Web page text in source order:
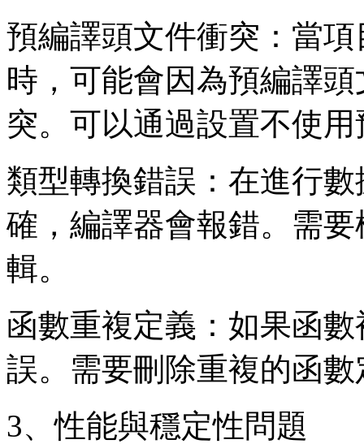
預編譯頭文件衝突：當
時，可能會因為預編譯
突。可以通過設置不使
類型轉換錯誤：在進行
確，編譯器會報錯。需
輯。
函數重複定義：如果函
誤。需要刪除重複的函
3、性能與穩定性問題